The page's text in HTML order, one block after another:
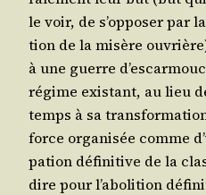
le voir, de s’op­po­ser par
tion de la misère
à une guerre
régime exis­tant, au lieu
temps à sa
force orga­ni­sée comme
pa­tion défi­ni­tive de la
dire pour l’a­bo­li­tion